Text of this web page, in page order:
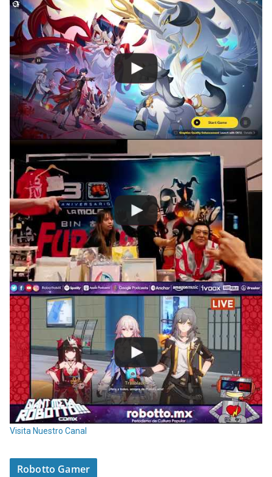
Visita Nuestro Canal
Robotto Gamer